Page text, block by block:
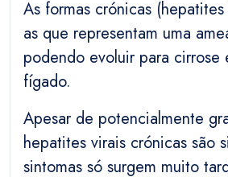
As formas crónicas
as que representam uma
podendo evoluir para cirrose
fígado.
Apesar de potencialmente
hepatites virais crónicas são
sintomas só surgem muito